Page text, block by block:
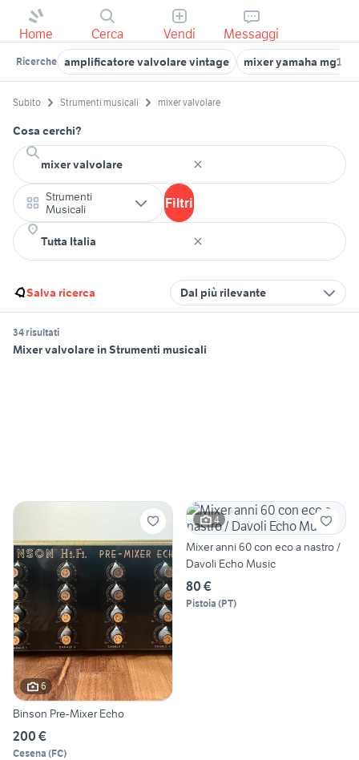
Home Cerca Vendi Messaggi
Ricerche amplificatore valvolare vintage mixer yamaha
Subito Strumenti musicali mixer valvolare
Cosa cerchi?
Strumenti
Musicali
Filtri
Salva ricerca Dal più rilevante
34 risultati
Mixer valvolare in Strumenti musicali
6
Binson Pre-Mixer Echo
200 €
Cesena (FC)
4
Mixer anni 60 con eco a nastro /
Davoli Echo Music
80 €
Pistoia (PT)